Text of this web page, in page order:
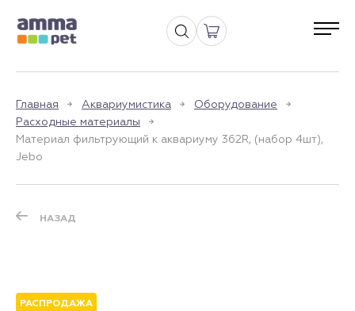
Главная Аквариумистика
Оборудование
Расходные материалы
Материал фильтрующий к аквариуму 362R, (набор 4шт),
Jebo
НАЗАД
РАСПРОДАЖА